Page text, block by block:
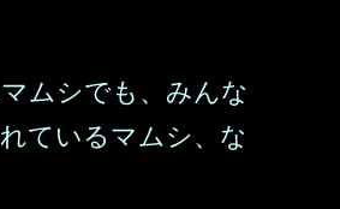
ムシでも、みんな
ているマムシ、な